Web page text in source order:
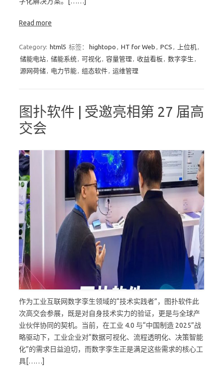
Read more
Category: html5 标签： hightopo , HT for Web , PCS , 上位机,
储能电站, 储能系统, 可视化, 容量管理 , 收益看板 , 数字孪生 ,
源网荷储, 电力节能, 组态软件, 运维管理
图扑软件 | 受邀亮相第 27 届高
交会
作为工业互联网数字孪生领域的“技术实践者”，图扑软件此
次高交会参展，既是对自身技术实力的验证，更是与全球产
业伙伴协同的契机。当前，在工业 4.0 与“中国制造 2025”战
略驱动下，工业企业对“数据可视化、流程透明化、决策智能
化”的需求日益迫切，而数字孪生正是满足这些需求的核心工
具[……]